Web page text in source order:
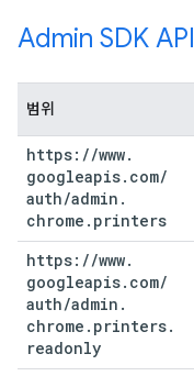
Admin SDK API
범위
https: //www.
googleapis. com/
auth/admin .
chrome . printers
https: //www.
googleapis. com/
auth/admin .
chrome . printers.
readonly